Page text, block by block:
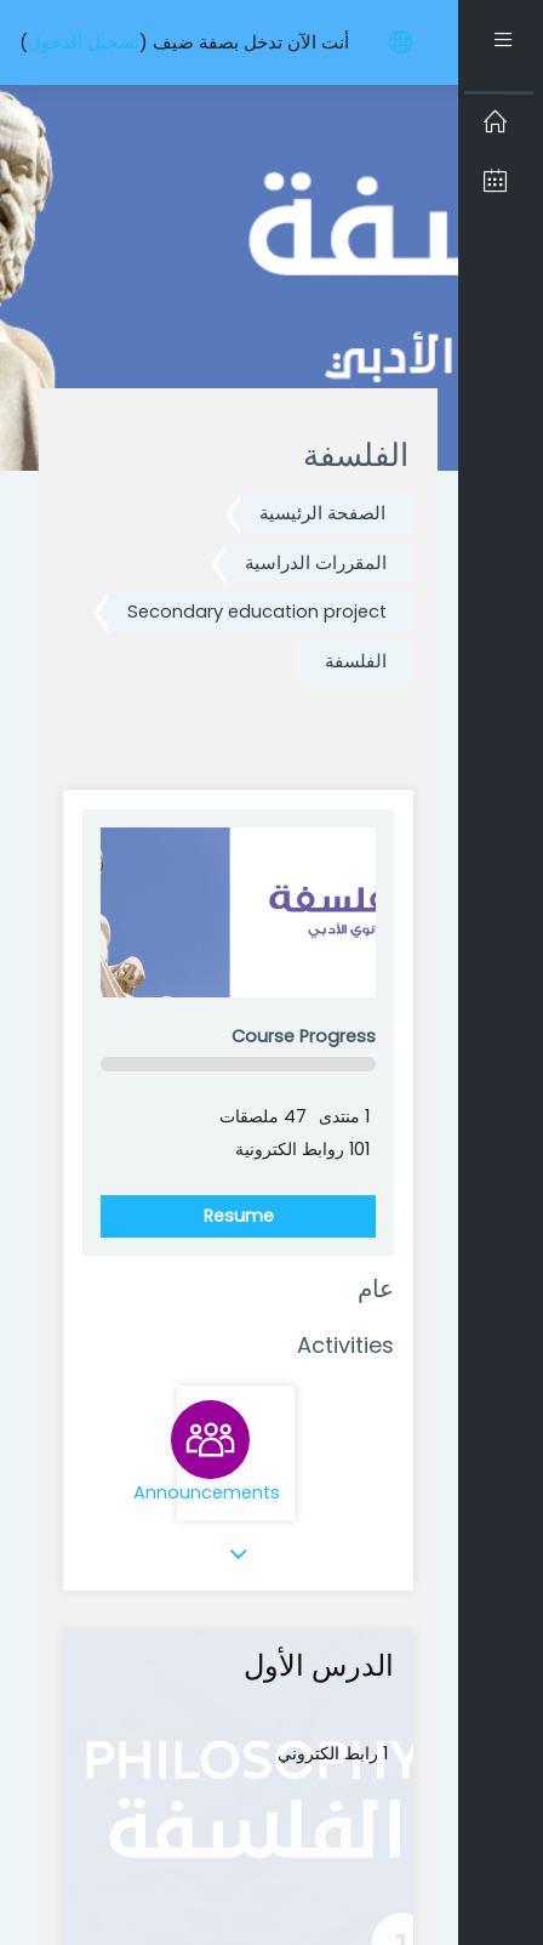
واجهة جانبية أنت الآن تدخل بصفة ضيف (تسجيل الدخول)
الفلسفة
الصفحة الرئيسية
المقررات الدراسية
Secondary education project
الفلسفة
Course Progress
0% Complete
1 منتدى
47 ملصقات
101 روابط الكترونية
Resume
عام
Activities
Announcements
منتدى
الدرس الأول
1 رابط الكتروني